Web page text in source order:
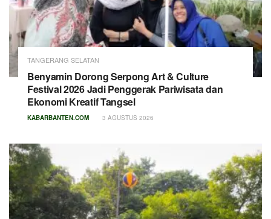
TANGERANG SELATAN
Benyamin Dorong Serpong Art & Culture
Festival 2026 Jadi Penggerak Pariwisata dan
Ekonomi Kreatif Tangsel
KABARBANTEN.COM 3 AGUSTUS 2026